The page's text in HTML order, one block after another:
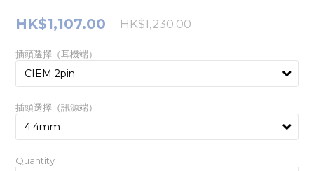
HK$1,107.00 HK$1,230.00
插頭選擇（耳機端）
插頭選擇（訊源端）
Quantity